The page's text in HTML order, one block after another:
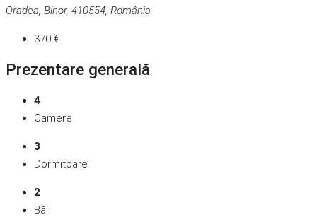
Oradea, Bihor, 410554, România
370 €
Prezentare generală
4
Camere
3
Dormitoare
2
Băi